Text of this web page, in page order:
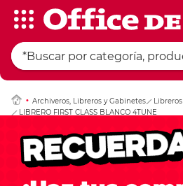
Archiveros, Libreros y Gabinetes
Libreros
LIBRERO FIRST CLASS BLANCO 4TUNE